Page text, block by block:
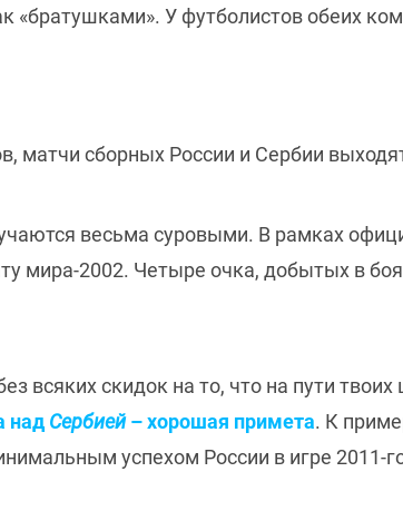
«братушками». У футболистов обеих
матчи сборных России и Сербии
весьма суровыми. В рамках
мира-2002. Четыре очка, добытых в
всяких скидок на то, что на пути твоих
над Сербией– хорошая примета. К
успехом России в игре